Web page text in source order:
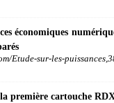
économiques
Etude-sur-les-
première cartouche